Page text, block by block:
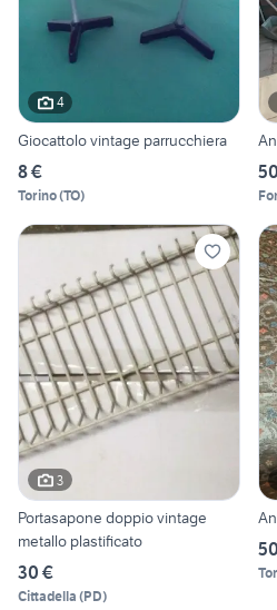
4
Giocattolo vintage parrucchiera
8 €
Torino(TO)
3
Portasapone doppio vintage
metallo plastificato
30 €
Cittadella (PD)